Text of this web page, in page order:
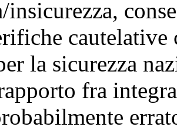
insicurezza,
la sicurezza
fra